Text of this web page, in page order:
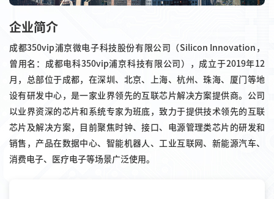
企业简介
成都350vip浦京微电子科技股份有限公司（Silicon Innovation，
曾用名：成都电科350vip浦京科技有限公司），成立于2019年12
月，总部位于成都，在深圳、北京、上海、杭州、珠海、厦门等地
设有研发中心，是一家业界领先的互联芯片解决方案提供商。公司
以业界资深的芯片和系统专家为班底，致力于提供技术领先的互联
芯片及解决方案，目前聚焦时钟、接口、电源管理类芯片的研发和
销售，产品在数据中心、智能机器人、工业互联网、新能源汽车、
消费电子、医疗电子等场景广泛使用。